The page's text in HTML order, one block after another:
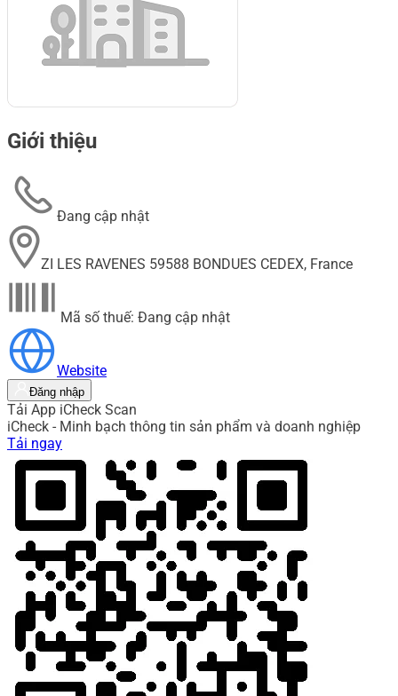
Giới thiệu
Đang cập nhật
ZI LES RAVENES 59588 BONDUES CEDEX, France
Mã số thuế: Đang cập nhật
Website
Đăng nhập
Tải App iCheck Scan
iCheck - Minh bạch thông tin sản phẩm và doanh nghiệp
Tải ngay